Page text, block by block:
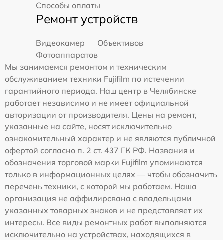
Способы оплаты
Ремонт устройств
Видеокамер
Объективов
Фотоаппаратов
Мы занимаемся ремонтом и техническим
обслуживанием техники Fujifilm по истечении
гарантийного периода. Наш центр в Челябинске
работает независимо и не имеет официальной
авторизации от производителя. Цены на ремонт,
указанные на сайте, носят исключительно
ознакомительный характер и не являются публичной
офертой согласно п. 2 ст. 437 ГК РФ. Названия и
обозначения торговой марки Fujifilm упоминаются
только в информационных целях — чтобы обозначить
перечень техники, с которой мы работаем. Наша
организация не аффилирована с владельцами
указанных товарных знаков и не представляет их
интересы. Все виды ремонтных работ выполняются
исключительно на устройствах, находящихся в